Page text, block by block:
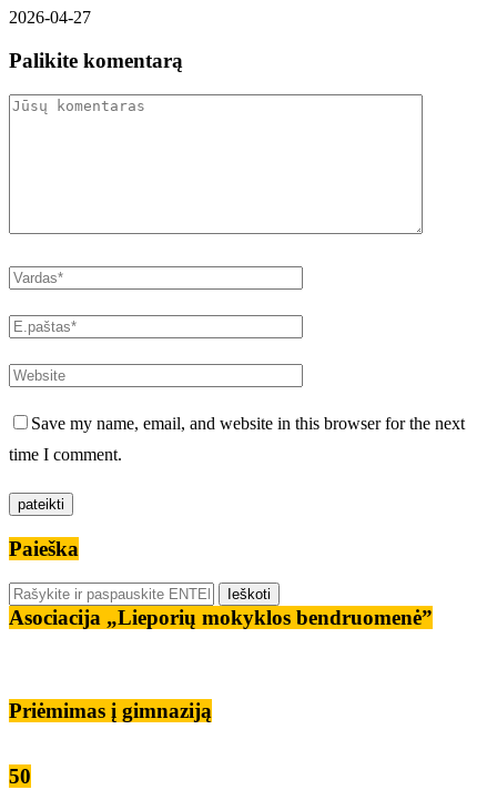
2026-04-27
Palikite komentarą
Save my name, email, and website in this browser for the next
time I comment.
Paieška
Asociacija „Lieporių mokyklos bendruomenė”
Priėmimas į gimnaziją
50